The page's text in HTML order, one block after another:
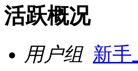
活跃概况
用户组 新手